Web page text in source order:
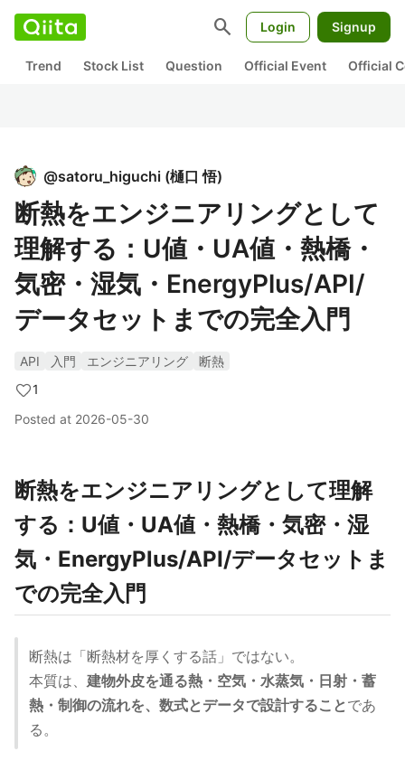
search Login Signup
Trend Stock List Question Official Event Official
@satoru_higuchi (樋口 悟)
断熱をエンジニアリングとして
理解する：U値・UA値・熱橋・
気密・湿気・EnergyPlus/API/
データセットまでの完全入門
API 入門 エンジニアリング
断熱
1
Posted at 2026-05-30
断熱をエンジニアリングとして理解
する：U値・UA値・熱橋・気密・湿
気・EnergyPlus/API/データセットま
での完全入門
断熱は「断熱材を厚くする話」ではない。
本質は、 建物外皮を通る熱・空気・水蒸気・日射・蓄
熱・制御の流れを、数式とデータで設計することであ
る。